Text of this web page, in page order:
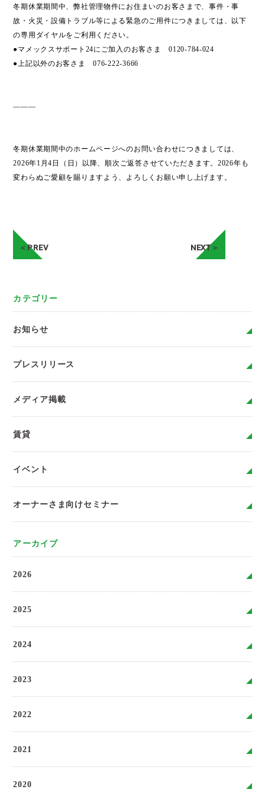
冬期休業期間中、弊社管理物件にお住まいのお客さまで、事件・事
故・火災・設備トラブル等による緊急のご用件につきましては、以下
の専用ダイヤルをご利用ください。
●マメックスサポート24にご加入のお客さま 0120-784-024
●上記以外のお客さま 076-222-3666
———
冬期休業期間中のホームページへのお問い合わせにつきましては、
2026年1月4日（日）以降、順次ご返答させていただきます。2026年も
変わらぬご愛顧を賜りますよう、よろしくお願い申し上げます。
＜PREV NEXT＞
カテゴリー
お知らせ
プレスリリース
メディア掲載
賃貸
イベント
オーナーさま向けセミナー
アーカイブ
2026
2025
2024
2023
2022
2021
2020